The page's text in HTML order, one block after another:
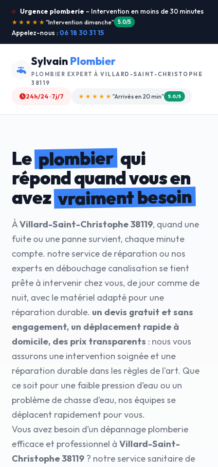
Urgence plomberie – Intervention en moins de 30 minutes
★★★★★"Je recommande !" 4.9/5
Appelez-nous : 06 18 30 31 15
Sylvain Plombier
PLOMBIER EXPERT ÀVILLARD-SAINT-CHRISTOPHE
38119
24h/24 · 7j/7 ★★★★☆ "Devis gratuit" 4.8/5
Leplombierqui
répond quand vous en
avezvraiment besoin
ÀVillard-Saint-Christophe 38119, quand une
fuite ou une panne survient, chaque minute
compte. notre service de réparation ou nos
experts en débouchage canalisation se tient
prête à intervenir chez vous, de jour comme de
nuit, avec le matériel adapté pour une
réparation durable. un devis gratuit et sans
engagement, un déplacement rapide à
domicile, des prix transparents : nous vous
assurons une intervention soignée et une
réparation durable dans les règles de l'art. Que
ce soit pour une faible pression d’eau ou un
problème de chasse d’eau, nos équipes se
déplacent rapidement pour vous.
Vous avez besoin d’un dépannage plomberie
efficace et professionnel à Villard-Saint-
Christophe 38119 ? notre service sanitaire de